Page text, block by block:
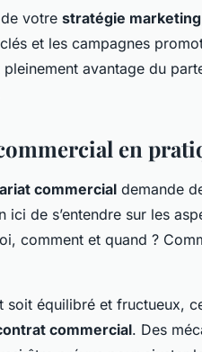
votre stratégie marketing
et les campagnes
avantage du
en
commercial demande
ici de s’entendre sur les
comment et quand ?
soit équilibré et fructueux,
commercial. Des